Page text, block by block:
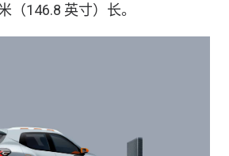
（146.8 英寸）长。